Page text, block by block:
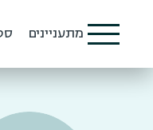
מתעניינים